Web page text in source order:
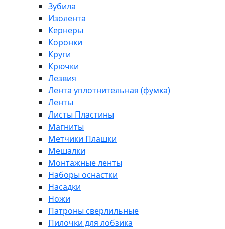
Зубила
Изолента
Кернеры
Коронки
Круги
Крючки
Лезвия
Лента уплотнительная (фумка)
Ленты
Листы Пластины
Магниты
Метчики Плашки
Мешалки
Монтажные ленты
Наборы оснастки
Насадки
Ножи
Патроны сверлильные
Пилочки для лобзика